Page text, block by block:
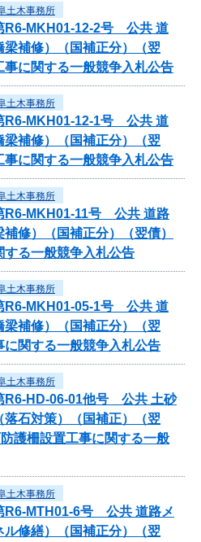
土木事務所
R6-MKH01-12-2号 公共 道
補修）（国補正分）（翌
に関する一般競争入札公告
土木事務所
R6-MKH01-12-1号 公共 道
補修）（国補正分）（翌
に関する一般競争入札公告
土木事務所
R6-MKH01-11号 公共 道路
修）（国補正分）（翌債）
する一般競争入札公告
土木事務所
R6-MKH01-05-1号 公共 道
補修）（国補正分）（翌
関する一般競争入札公告
土木事務所
R6-HD-06-01他号 公共 土砂
石対策）（国補正）（翌
護柵設置工事に関する一般
土木事務所
R6-MTH01-6号 公共 道路メ
修繕）（国補正分）（翌